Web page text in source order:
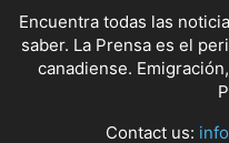
Encuentra todas las
saber. La Prensa es el
canadiense.
Contact us: